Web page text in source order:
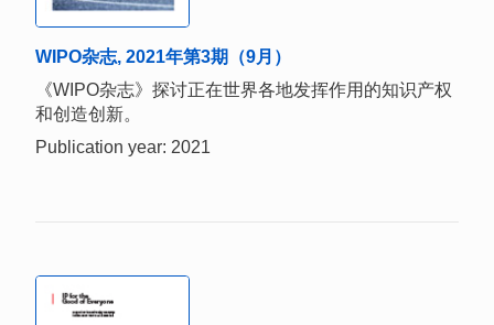
WIPO杂志, 2021年第3期（9月）
《WIPO杂志》探讨正在世界各地发挥作用的知识产权
和创造创新。
Publication year: 2021